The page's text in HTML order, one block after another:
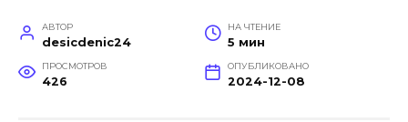
АВТОР
desicdenic24
НА ЧТЕНИЕ
5 мин
ПРОСМОТРОВ
426
ОПУБЛИКОВАНО
2024-12-08